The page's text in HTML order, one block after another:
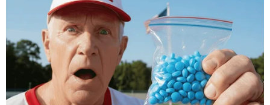
být zásobník zakryt víkem,
protože aktivní kyslík musí volně
unikat.
Všechny klady a zápory